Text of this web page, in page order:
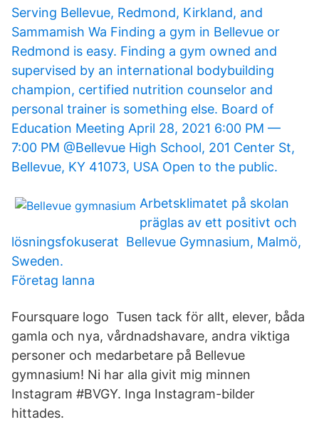
Serving Bellevue, Redmond, Kirkland, and
Sammamish Wa Finding a gym in Bellevue or
Redmond is easy. Finding a gym owned and
supervised by an international bodybuilding
champion, certified nutrition counselor and
personal trainer is something else. Board of
Education Meeting April 28, 2021 6:00 PM —
7:00 PM @Bellevue High School, 201 Center St,
Bellevue, KY 41073, USA Open to the public.
Arbetsklimatet på skolan
präglas av ett positivt och
lösningsfokuserat Bellevue Gymnasium, Malmö,
Sweden.
Företag lanna
Foursquare logo Tusen tack för allt, elever, båda
gamla och nya, vårdnadshavare, andra viktiga
personer och medarbetare på Bellevue
gymnasium! Ni har alla givit mig minnen
Instagram #BVGY. Inga Instagram-bilder
hittades.